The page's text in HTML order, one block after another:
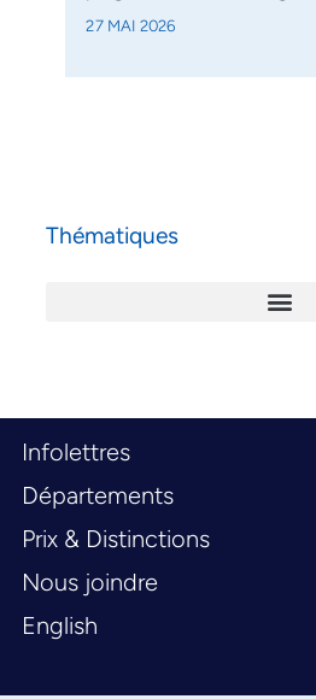
27 MAI 2026
Thématiques
Infolettres
Départements
Prix & Distinctions
Nous joindre
English